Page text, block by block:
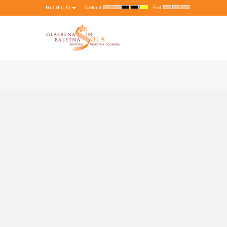
English (UK) Contrast
DefaultNightHigh
Black
High
Black
High
Yellow
Font
Set
Font
Set
Font
Set
Font